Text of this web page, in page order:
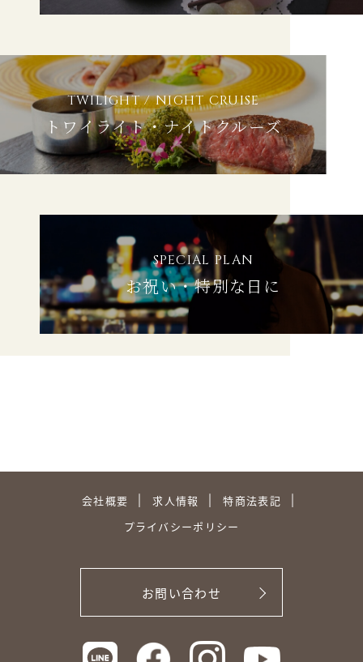
TWILIGHT / NIGHT CRUISE
トワイライト・ナイトクルーズ
SPECIAL PLAN
お祝い・特別な日に
会社概要 求人情報
特商法表記
プライバシーポリシー
お問い合わせ